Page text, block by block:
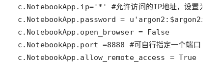
c.NotebookApp.allow_remote_access = True